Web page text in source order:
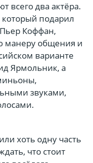
всего два актёра.
который подарил
Коффан,
манеру общения и
варианте
Ярмольник, а
звуками,
хоть одну часть
что стоит